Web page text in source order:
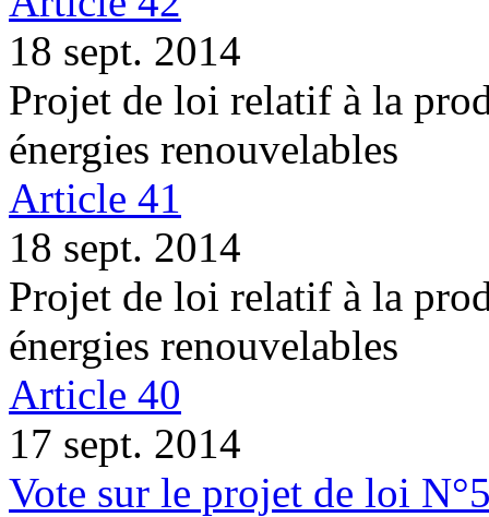
18 sept. 2014
Projet de loi relatif à la
énergies renouvelables
Article 41
18 sept. 2014
Projet de loi relatif à la
énergies renouvelables
Article 40
17 sept. 2014
Vote sur le projet de loi